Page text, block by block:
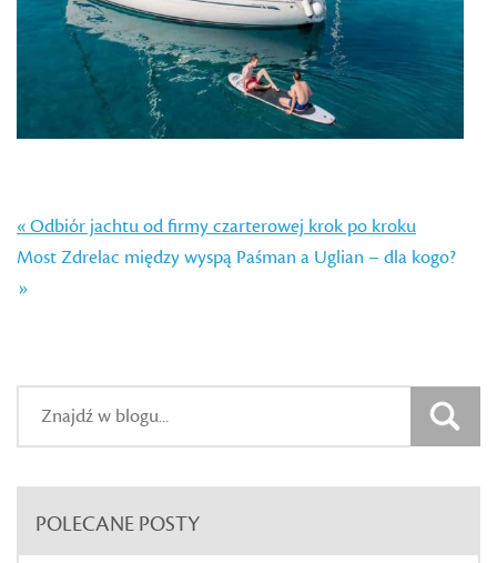
« Odbiór jachtu od firmy czarterowej krok po kroku
Most Zdrelac między wyspą Paśman a Uglian – dla kogo?
»
POLECANE POSTY